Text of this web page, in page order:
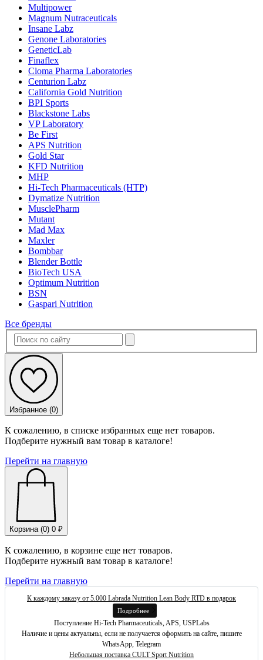
Multipower
Magnum Nutraceuticals
Insane Labz
Genone Laboratories
GeneticLab
Finaflex
Cloma Pharma Laboratories
Centurion Labz
California Gold Nutrition
BPI Sports
Blackstone Labs
VP Laboratory
Be First
APS Nutrition
Gold Star
KFD Nutrition
MHP
Hi-Tech Pharmaceuticals (HTP)
Dymatize Nutrition
MusclePharm
Mutant
Mad Max
Maxler
Bombbar
Blender Bottle
BioTech USA
Optimum Nutrition
BSN
Gaspari Nutrition
Все бренды
Избранное (0)
К сожалению, в списке избранных еще нет товаров.
Подберите нужный вам товар в каталоге!
Перейти на главную
Корзина (0) 0 ₽
К сожалению, в корзине еще нет товаров.
Подберите нужный вам товар в каталоге!
Перейти на главную
К каждому заказу от 5.000 Labrada Nutrition Lean Body RTD в подарок
Подробнее
Поступление Hi-Tech Pharmaceuticals, APS, USPLabs
Наличие и цены актуальны, если не получается оформить на сайте, пишите
WhatsApp, Telegram
Небольшая поставка CULT Sport Nutrition